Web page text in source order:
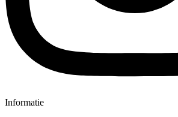
Informatie